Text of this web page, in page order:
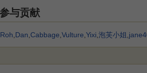
与贡献
Dan Cabbage Vulture Yixi 泡芙小姐